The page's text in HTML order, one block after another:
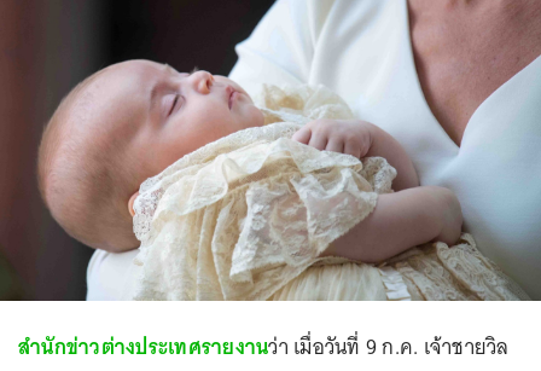
สำนักข่าวต่างประเทศรายงานว่า เมื่อวันที่ 9 ก.ค. เจ้าชายวิล